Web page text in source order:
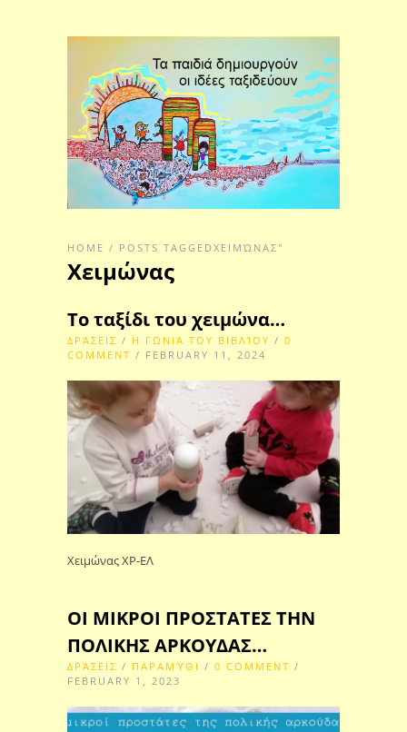
HOME / POSTS TAGGEDΧΕΙΜΏΝΑΣ"
Χειμώνας
Το ταξίδι του χειμώνα…
ΔΡΆΣΕΙΣ / Η ΓΩΝΙΆ ΤΟΥ ΒΙΒΛΊΟΥ / 0
COMMENT / FEBRUARY 11, 2024
Χειμώνας ΧΡ-ΕΛ
ΟΙ ΜΙΚΡΟΙ ΠΡΟΣΤΑΤΕΣ ΤΗΝ
ΠΟΛΙΚΗΣ ΑΡΚΟΥΔΑΣ…
ΔΡΆΣΕΙΣ / ΠΑΡΑΜΎΘΙ / 0 COMMENT /
FEBRUARY 1, 2023